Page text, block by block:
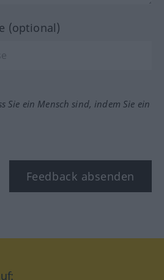
(optional)
Sie ein Mensch sind, indem Sie ein
Feedback absenden